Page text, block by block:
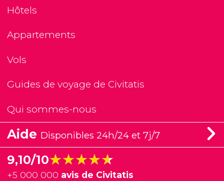
Hôtels
Appartements
Vols
Guides de voyage de Civitatis
Qui sommes-nous
Aide Disponibles 24h/24 et 7j/7
9,10/10★★★★★
★★★★★
+5 000 000 avis de Civitatis